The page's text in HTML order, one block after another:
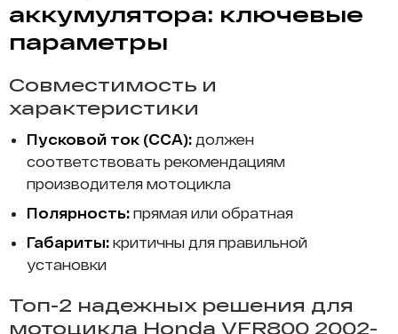
аккумулятора: ключевые
параметры
Совместимость и
характеристики
Пусковой ток (CCA): должен
соответствовать рекомендациям
производителя мотоцикла
Полярность: прямая или обратная
Габариты: критичны для правильной
установки
Топ-2 надежных решения для
мотоцикла Honda VFR800 2002-